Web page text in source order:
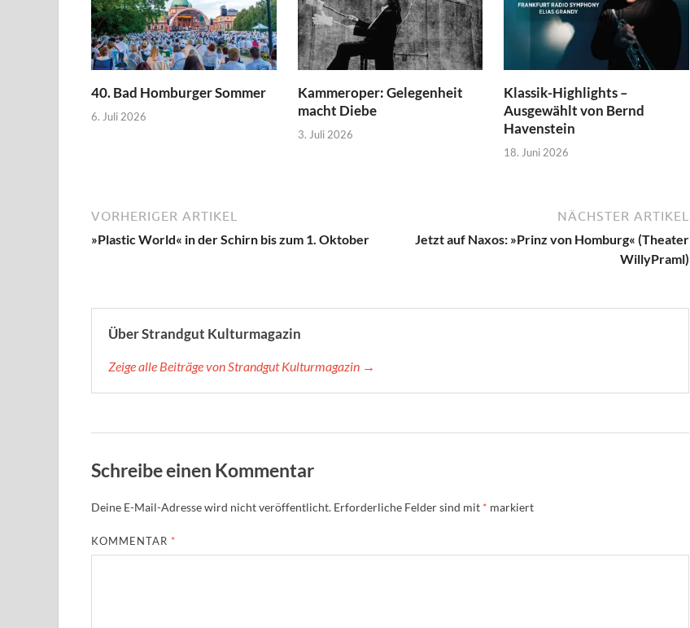
40. Bad Homburger Sommer
6. Juli 2026
Kammeroper: Gelegenheit
macht Diebe
3. Juli 2026
Klassik-Highlights –
Ausgewählt von Bernd
Havenstein
18. Juni 2026
VORHERIGER ARTIKEL
»Plastic World« in der Schirn bis zum 1. Oktober
NÄCHSTER ARTIKEL
Jetzt auf Naxos: »Prinz von Homburg« (Theater
WillyPraml)
Über Strandgut Kulturmagazin
Zeige alle Beiträge von Strandgut Kulturmagazin →
Schreibe einen Kommentar
Deine E-Mail-Adresse wird nicht veröffentlicht. Erforderliche Felder sind mit * markiert
KOMMENTAR *